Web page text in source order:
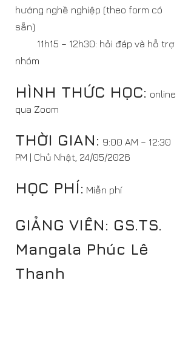
hướng nghề nghiệp (theo form có
sẵn)
11h15 – 12h30: hỏi đáp và hỗ trợ
nhóm
HÌNH THỨC HỌC: online
qua Zoom
THỜI GIAN: 9:00 AM – 12:30
PM | Chủ Nhật, 24/05/2026
HỌC PHÍ: Miễn phí
GIẢNG VIÊN: GS.TS.
Mangala Phúc Lê
Thanh